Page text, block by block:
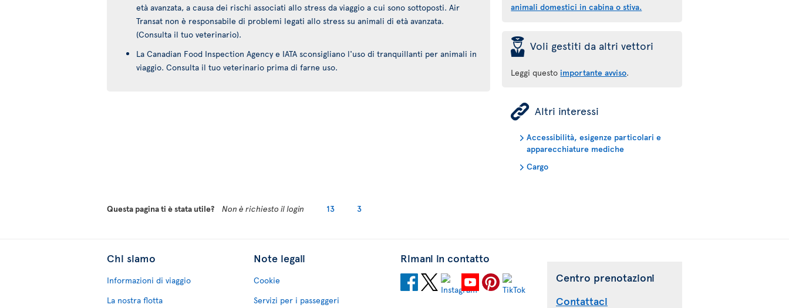
età avanzata, a causa dei rischi associati allo stress da viaggio a cui sono sottoposti. Air
Transat non è responsabile di problemi legati allo stress su animali di età avanzata.
(Consulta il tuo veterinario).
La Canadian Food Inspection Agency e IATA sconsigliano l'uso di tranquillanti per animali in
viaggio. Consulta il tuo veterinario prima di farne uso.
animali domestici in cabina o stiva.
þ Voli gestiti da altri vettori
Leggi questo importante avviso.
ÿ Altri interessi
Accessibilità, esigenze particolari e
apparecchiature mediche
Cargo
Questa pagina ti è stata utile? Non è richiesto il login 13 3
Chi siamo
Informazioni di viaggio
La nostra flotta
Note legali
Cookie
Servizi per i passeggeri
Rimani in contatto
Centro prenotazioni
Contattaci